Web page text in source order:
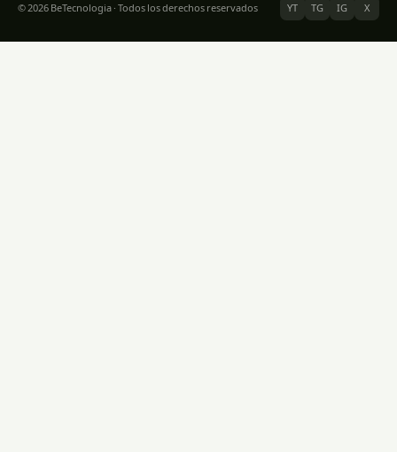
© 2026 BeTecnologia · Todos los derechos reservados YT TG IG X